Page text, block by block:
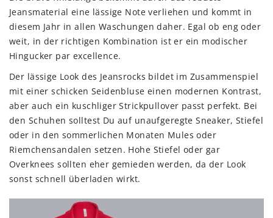
Jeansmaterial eine lässige Note verliehen und kommt in
diesem Jahr in allen Waschungen daher. Egal ob eng oder
weit, in der richtigen Kombination ist er ein modischer
Hingucker par excellence.
Der lässige Look des Jeansrocks bildet im Zusammenspiel
mit einer schicken Seidenbluse einen modernen Kontrast,
aber auch ein kuschliger Strickpullover passt perfekt. Bei
den Schuhen solltest Du auf unaufgeregte Sneaker, Stiefel
oder in den sommerlichen Monaten Mules oder
Riemchensandalen setzen. Hohe Stiefel oder gar
Overknees sollten eher gemieden werden, da der Look
sonst schnell überladen wirkt.